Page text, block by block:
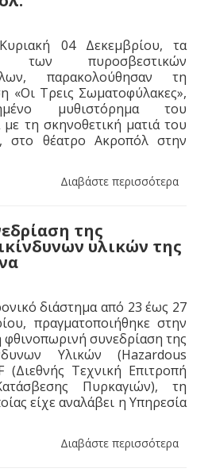
04 Δεκεμβρίου, τα
των πυροσβεστικών
παρακολούθησαν τη
«Οι Τρεις Σωματοφύλακες»,
μυθιστόρημα του
τη σκηνοθετική ματιά του
στο θέατρο Ακροπόλ στην
Διαβάστε περισσότερα
της
υλικών της
διάστημα από 23 έως 27
πραγματοποιήθηκε στην
φθινοπωρινή συνεδρίαση της
Υλικών (Hazardous
(Διεθνής Τεχνική Επιτροπή
Πυρκαγιών), τη
είχε αναλάβει η Υπηρεσία
Διαβάστε περισσότερα